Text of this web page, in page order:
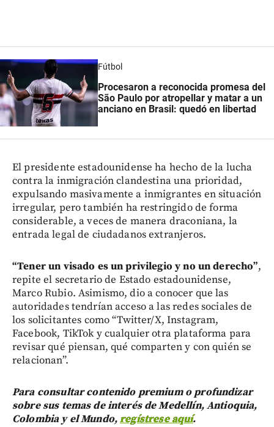
Fútbol
Procesaron a reconocida promesa del
São Paulo por atropellar y matar a un
anciano en Brasil: quedó en libertad
El presidente estadounidense ha hecho de la lucha
contra la inmigración clandestina una prioridad,
expulsando masivamente a inmigrantes en situación
irregular, pero también ha restringido de forma
considerable, a veces de manera draconiana, la
entrada legal de ciudadanos extranjeros.
“Tener un visado es un privilegio y no un derecho”,
repite el secretario de Estado estadounidense,
Marco Rubio. Asimismo, dio a conocer que las
autoridades tendrían acceso a las redes sociales de
los solicitantes como “Twitter/X, Instagram,
Facebook, TikTok y cualquier otra plataforma para
revisar qué piensan, qué comparten y con quién se
relacionan”.
Para consultar contenido premium o profundizar
sobre sus temas de interés de Medellín, Antioquia,
Colombia y el Mundo,regístrese aquí.